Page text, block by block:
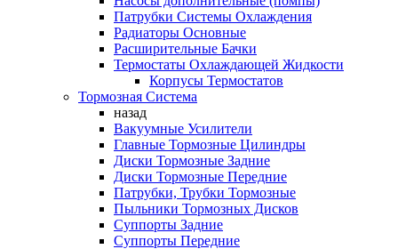
Патрубки Системы Охлаждения
Радиаторы Основные
Расширительные Бачки
Термостаты Охлаждающей Жидкости
Корпусы Термостатов
Тормозная Система
назад
Вакуумные Усилители
Главные Тормозные Цилиндры
Диски Тормозные Задние
Диски Тормозные Передние
Патрубки, Трубки Тормозные
Пыльники Тормозных Дисков
Суппорты Задние
Суппорты Передние